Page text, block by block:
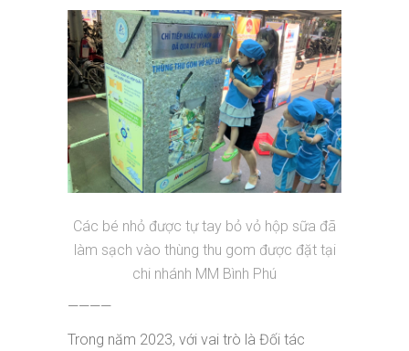
Các bé nhỏ được tự tay bỏ vỏ hộp sữa đã
làm sạch vào thùng thu gom được đặt tại
chi nhánh MM Bình Phú
————
Trong năm 2023, với vai trò là Đối tác